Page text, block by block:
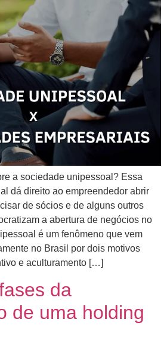
a sociedade unipessoal? Essa
dá direito ao empreendedor abrir
de sócios e de alguns outros
a abertura de negócios no
é um fenômeno que vem
no Brasil por dois motivos
e aculturamento […]
da
de uma holding